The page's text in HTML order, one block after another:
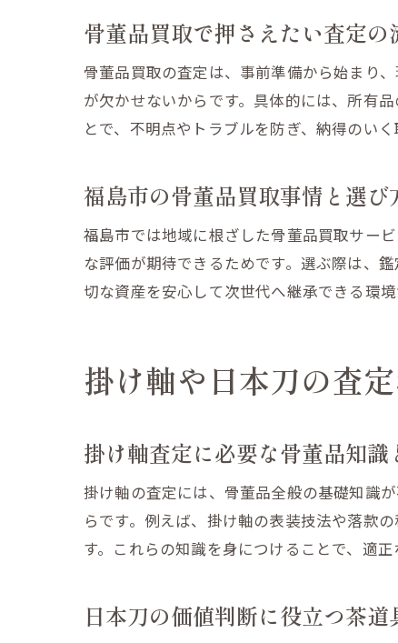
骨董品買取で押さえたい査定の
骨董品買取の査定は、事前準備から始まり
が欠かせないからです。具体的には、所有
とで、不明点やトラブルを防ぎ、納得のいく
福島市の骨董品買取事情と選び
福島市では地域に根ざした骨董品買取サー
な評価が期待できるためです。選ぶ際は、
切な資産を安心して次世代へ継承できる環境
掛け軸や日本刀の査
掛け軸査定に必要な骨董品知識
掛け軸の査定には、骨董品全般の基礎知識
らです。例えば、掛け軸の表装技法や落款
す。これらの知識を身につけることで、適
日本刀の価値判断に役立つ茶道